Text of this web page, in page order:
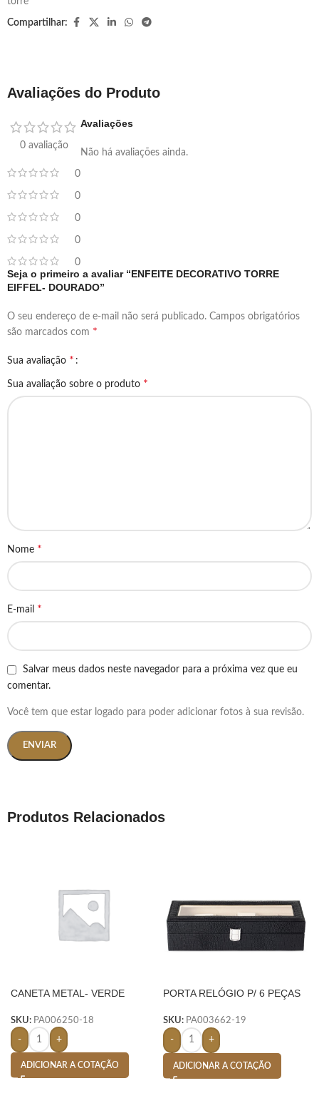
Compartilhar:
Avaliações do Produto
0 avaliação
0
0
0
0
0
Avaliações
Não há avaliações ainda.
Seja o primeiro a avaliar “ENFEITE DECORATIVO TORRE
EIFFEL- DOURADO”
O seu endereço de e-mail não será publicado. Campos obrigatórios
são marcados com *
Sua avaliação *
Sua avaliação sobre o produto *
Nome *
E-mail *
Salvar meus dados neste navegador para a próxima vez que eu
comentar.
Você tem que estar logado para poder adicionar fotos à sua revisão.
Produtos Relacionados
CANETA METAL- VERDE
SKU: PA006250-18
- +
ADICIONAR A COTAÇÃO
PORTA RELÓGIO P/ 6 PEÇAS
SKU: PA003662-19
- +
ADICIONAR A COTAÇÃO